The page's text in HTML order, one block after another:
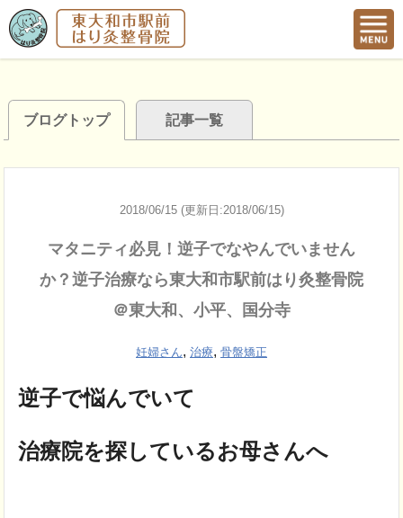
ブログトップ 記事一覧
2018/06/15 (更新日:2018/06/15)
マタニティ必見！逆子でなやんでいません
か？逆子治療なら東大和市駅前はり灸整骨院
＠東大和、小平、国分寺
妊婦さん, 治療, 骨盤矯正
逆子で悩んでいて
治療院を探しているお母さんへ